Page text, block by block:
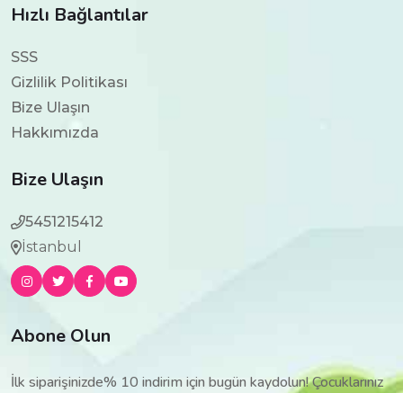
Hızlı Bağlantılar
SSS
Gizlilik Politikası
Bize Ulaşın
Hakkımızda
Bize Ulaşın
5451215412
İstanbul
Abone Olun
İlk siparişinizde% 10 indirim için bugün kaydolun! Çocuklarınız